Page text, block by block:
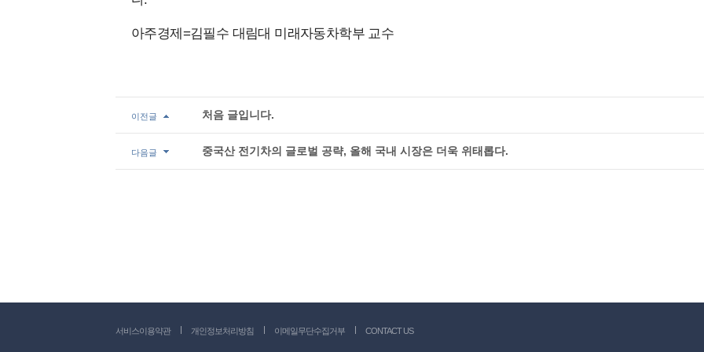
아주경제=김필수 대림대 미래자동차학부 교수
이전글 처음 글입니다.
다음글 중국산 전기차의 글로벌 공략, 올해 국내 시장은 더욱 위태롭다.
서비스이용약관 개인정보처리방침 이메일무단수집거부 CONTACT US